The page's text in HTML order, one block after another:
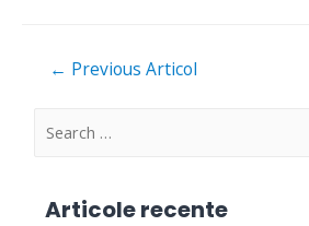
Navigare
← Previous Articol
S
Articole recente